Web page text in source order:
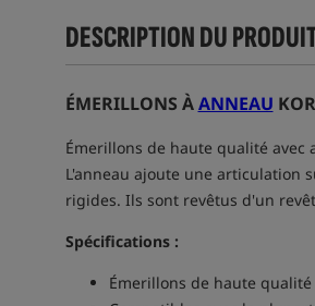
DESCRIPTION DU
ÉMERILLONS ÀANNEAU
Émerillons de haute qualité
L'anneau ajoute une articulation
rigides. Ils sont revêtus d'un
Spécifications :
Émerillons de haute qualité